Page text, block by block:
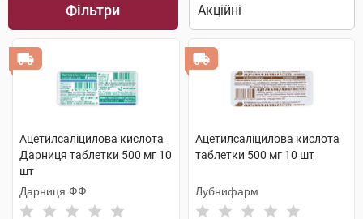
Фільтри
Ацетилсаліцилова кислота
Дарниця таблетки 500 мг 10
шт
Дарниця ФФ
Ацетилсаліцилова кислота
таблетки 500 мг 10 шт
Лубнифарм